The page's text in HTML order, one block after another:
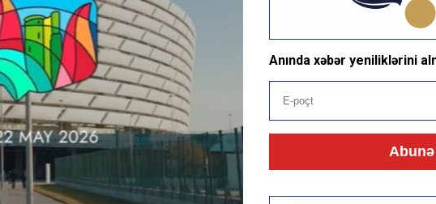
Anında xəbər yeniliklərini